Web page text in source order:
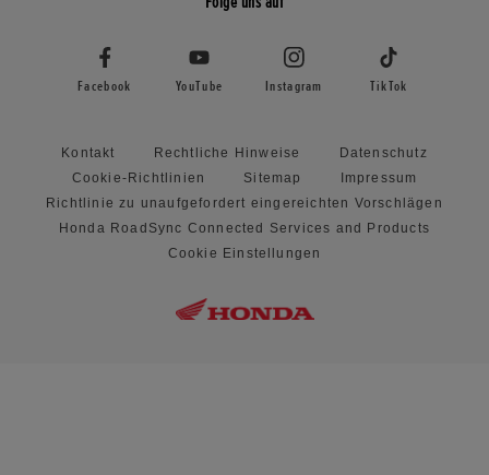
Facebook YouTube Instagram TikTok
Kontakt Rechtliche Hinweise
Datenschutz
Cookie-Richtlinien
Sitemap
Impressum
Richtlinie zu unaufgefordert eingereichten Vorschlägen
Honda RoadSync Connected Services and Products
Cookie Einstellungen